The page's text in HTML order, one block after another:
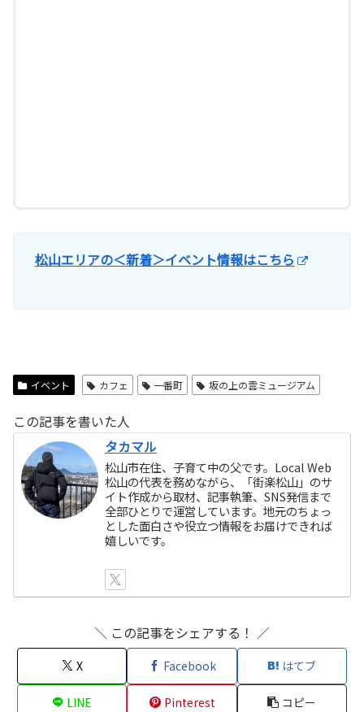
松山エリアの＜新着＞イベント情報はこちら
イベント カフェ 一番町 坂の上の雲ミュージアム
この記事を書いた人
タカマル
松山市在住、子育て中の父です。Local Web
松山の代表を務めながら、「街楽松山」のサ
イト作成から取材、記事執筆、SNS発信まで
全部ひとりで運営しています。地元のちょっ
とした面白さや役立つ情報をお届けできれば
嬉しいです。
＼ この記事をシェアする！ ／
X Facebook はてブ
LINE Pinterest コピー